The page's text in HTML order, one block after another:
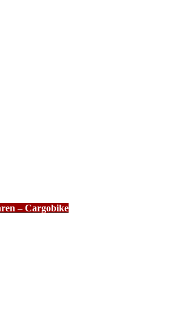
– Cargobike